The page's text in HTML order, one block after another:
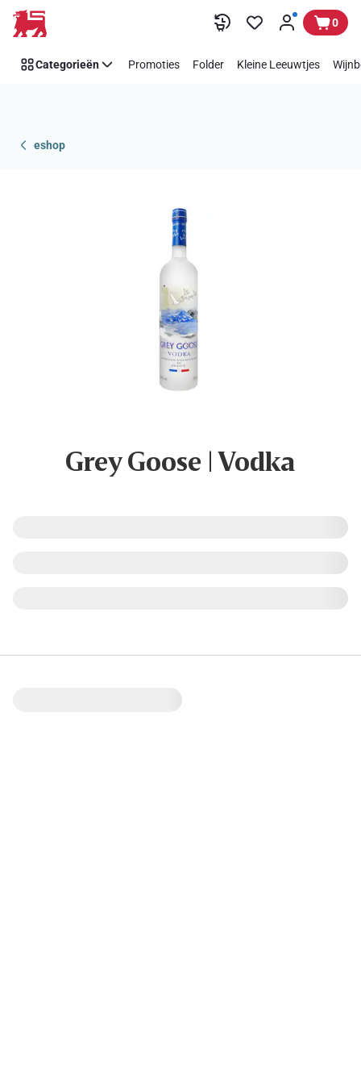
Overslaan 0
Categorieën Promoties Folder Kleine Leeuwtjes
eshop
Grey Goose | Vodka